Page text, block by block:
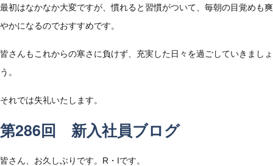
最初はなかなか大変ですが、慣れると習慣がついて、毎朝の目覚めも爽
やかになるのでおすすめです。
皆さんもこれからの寒さに負けず、充実した日々を過ごしていきましょ
う。
それでは失礼いたします。
第286回 新入社員ブログ
皆さん、お久しぶりです。R・Iです。